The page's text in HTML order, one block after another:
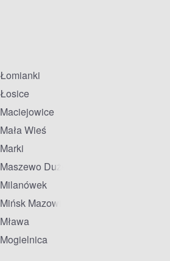
Łomianki
Łosice
Maciejowice
Mała Wieś
Marki
Maszewo Duże
Milanówek
Mińsk Mazowiecki
Mława
Mogielnica